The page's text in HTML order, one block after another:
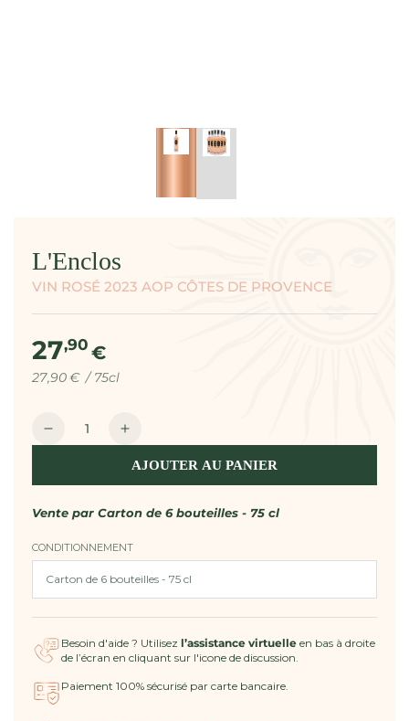
L'Enclos
VIN ROSÉ 2023 AOP CÔTES DE PROVENCE
Prix
27,90 €
Prix
27,90€ / par
75cl
Quantité
Réduire
Vin
2023
-
L&#39;Enclos
Augmenter
quantité
Vin
2023
-
L&#39;Enclos
AJOUTER AU PANIER
Vente par Carton de 6 bouteilles - 75 cl
CONDITIONNEMENT
Besoin d'aide ? Utilisez l’assistance virtuelle en bas à droite
de l’écran en cliquant sur l'icone de discussion.
Paiement 100% sécurisé par carte bancaire.